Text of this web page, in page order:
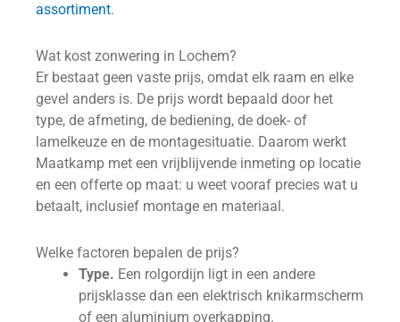
assortiment.
Wat kost zonwering in Lochem?
Er bestaat geen vaste prijs, omdat elk raam en elke
gevel anders is. De prijs wordt bepaald door het
type, de afmeting, de bediening, de doek- of
lamelkeuze en de montagesituatie. Daarom werkt
Maatkamp met een vrijblijvende inmeting op locatie
en een offerte op maat: u weet vooraf precies wat u
betaalt, inclusief montage en materiaal.
Welke factoren bepalen de prijs?
Type. Een rolgordijn ligt in een andere
prijsklasse dan een elektrisch knikarmscherm
of een aluminium overkapping.